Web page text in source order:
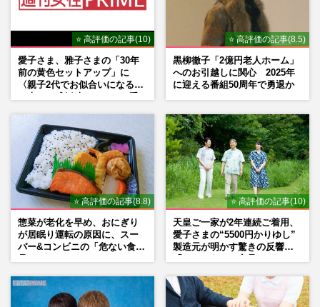
⭐ 高評価の記事(10)
愛子さま、雅子さまの「30年
前の黄色セットアップ」に
〈親子2代でお似合いになる〉
⭐ 高評価の記事(8.5)
黒柳徹子「2億円老人ホーム」
へのお引越しに関心 2025年
に迎える番組50周年で勇退か
⭐ 高評価の記事(8.8)
惣菜が老化を早め、おにぎり
が居眠り運転の原因に、スー
パー&コンビニの「危ない食
⭐ 高評価の記事(10)
天皇ご一家が2年連続ご着用、
愛子さまの“5500円かりゆし”
製造元が明かす驚きの反響